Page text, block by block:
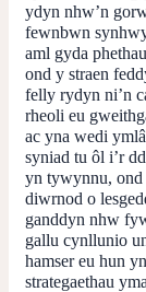
ydyn nhw’n
fewnbwn
aml gyda
ond y straen
felly rydyn ni’n
rheoli eu
ac yna wedi
syniad tu ôl i’r
yn tywynnu, ond
diwrnod o
ganddyn nhw
gallu cynllunio
hamser eu hun
strategaethau